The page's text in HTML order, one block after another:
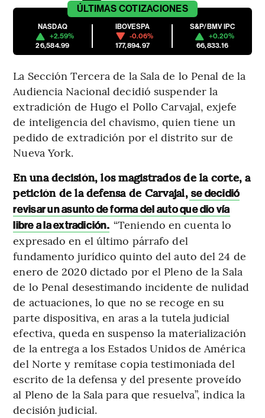
ÚLTIMAS COTIZACIONES
NASDAQ
+2.59%
26,584.99
IBOVESPA
-0.06%
177,894.97
S&P/BMV IPC
+0.20%
66,833.16
La Sección Tercera de la Sala de lo Penal de la
Audiencia Nacional decidió suspender la
extradición de Hugo el Pollo Carvajal, exjefe
de inteligencia del chavismo, quien tiene un
pedido de extradición por el distrito sur de
Nueva York.
En una decisión, los magistrados de la corte, a
petición de la defensa de Carvajal, se decidió
revisar un asunto de forma del auto que dio vía
libre a la extradición. “Teniendo en cuenta lo
expresado en el último párrafo del
fundamento jurídico quinto del auto del 24 de
enero de 2020 dictado por el Pleno de la Sala
de lo Penal desestimando incidente de nulidad
de actuaciones, lo que no se recoge en su
parte dispositiva, en aras a la tutela judicial
efectiva, queda en suspenso la materialización
de la entrega a los Estados Unidos de América
del Norte y remítase copia testimoniada del
escrito de la defensa y del presente proveído
al Pleno de la Sala para que resuelva”, indica la
decisión judicial.